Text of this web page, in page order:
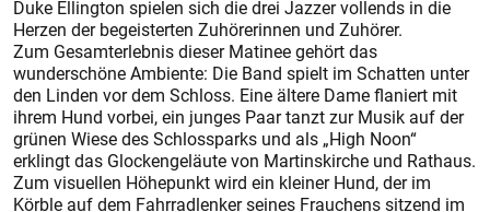
Duke Ellington spielen sich die drei Jazzer vollends in die
Herzen der begeisterten Zuhörerinnen und Zuhörer.
Zum Gesamterlebnis dieser Matinee gehört das
wunderschöne Ambiente: Die Band spielt im Schatten unter
den Linden vor dem Schloss. Eine ältere Dame flaniert mit
ihrem Hund vorbei, ein junges Paar tanzt zur Musik auf der
grünen Wiese des Schlossparks und als „High Noon“
erklingt das Glockengeläute von Martinskirche und Rathaus.
Zum visuellen Höhepunkt wird ein kleiner Hund, der im
Körble auf dem Fahrradlenker seines Frauchens sitzend im